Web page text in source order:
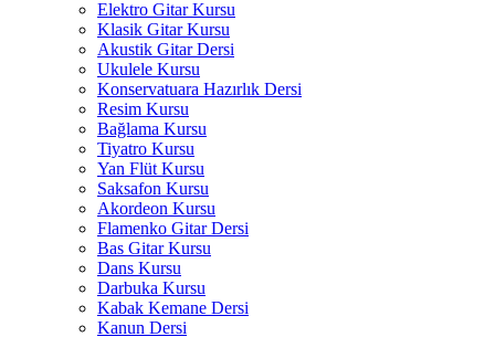
Elektro Gitar Kursu
Klasik Gitar Kursu
Akustik Gitar Dersi
Ukulele Kursu
Konservatuara Hazırlık Dersi
Resim Kursu
Bağlama Kursu
Tiyatro Kursu
Yan Flüt Kursu
Saksafon Kursu
Akordeon Kursu
Flamenko Gitar Dersi
Bas Gitar Kursu
Dans Kursu
Darbuka Kursu
Kabak Kemane Dersi
Kanun Dersi